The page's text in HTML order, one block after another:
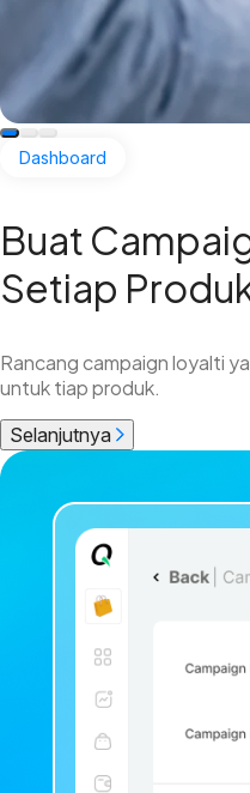
Dashboard
Buat
Setiap
Rancang campaign loyalti
untuk tiap produk.
Selanjutnya